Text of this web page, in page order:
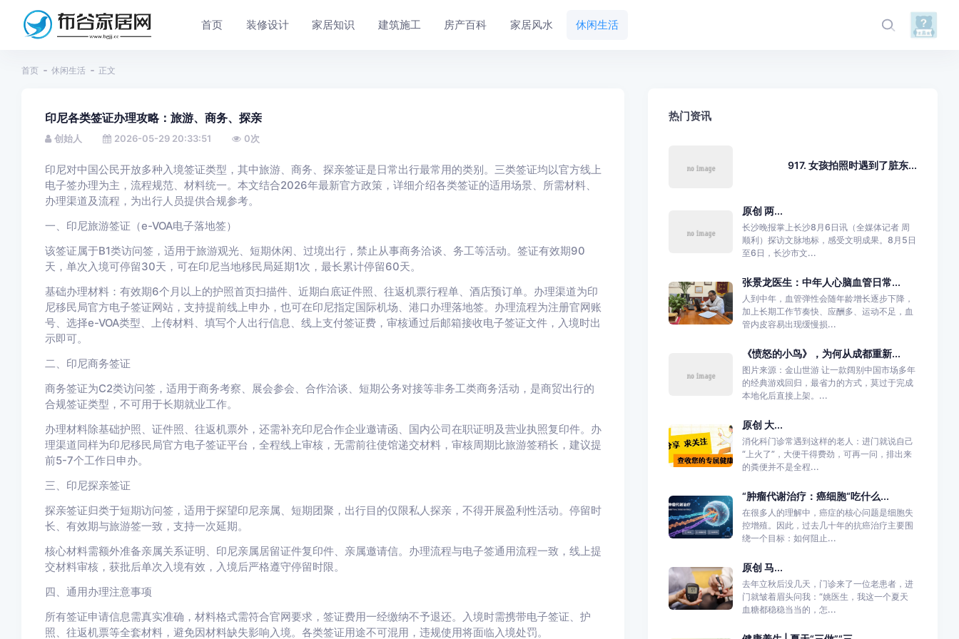
首页 装修设计 家居知识 建筑施工 房产百科 家居风水 休闲生活
首页 休闲生活 正文
印尼各类签证办理攻略：旅游、商务、探亲
创始人 2026-05-29 20:33:51 0次
印尼对中国公民开放多种入境签证类型，其中旅游、商务、探亲签证是日常出行最常用的类别。三类签证均以官方线上
电子签办理为主，流程规范、材料统一。本文结合2026年最新官方政策，详细介绍各类签证的适用场景、所需材料、
办理渠道及流程，为出行人员提供合规参考。
一、印尼旅游签证（e-VOA电子落地签）
该签证属于B1类访问签，适用于旅游观光、短期休闲、过境出行，禁止从事商务洽谈、务工等活动。签证有效期90
天，单次入境可停留30天，可在印尼当地移民局延期1次，最长累计停留60天。
基础办理材料：有效期6个月以上的护照首页扫描件、近期白底证件照、往返机票行程单、酒店预订单。办理渠道为印
尼移民局官方电子签证网站，支持提前线上申办，也可在印尼指定国际机场、港口办理落地签。办理流程为注册官网账
号、选择e-VOA类型、上传材料、填写个人出行信息、线上支付签证费，审核通过后邮箱接收电子签证文件，入境时出
示即可。
二、印尼商务签证
商务签证为C2类访问签，适用于商务考察、展会参会、合作洽谈、短期公务对接等非务工类商务活动，是商贸出行的
合规签证类型，不可用于长期就业工作。
办理材料除基础护照、证件照、往返机票外，还需补充印尼合作企业邀请函、国内公司在职证明及营业执照复印件。办
理渠道同样为印尼移民局官方电子签证平台，全程线上审核，无需前往使馆递交材料，审核周期比旅游签稍长，建议提
前5-7个工作日申办。
三、印尼探亲签证
探亲签证归类于短期访问签，适用于探望印尼亲属、短期团聚，出行目的仅限私人探亲，不得开展盈利性活动。停留时
长、有效期与旅游签一致，支持一次延期。
核心材料需额外准备亲属关系证明、印尼亲属居留证件复印件、亲属邀请信。办理流程与电子签通用流程一致，线上提
交材料审核，获批后单次入境有效，入境后严格遵守停留时限。
四、通用办理注意事项
所有签证申请信息需真实准确，材料格式需符合官网要求，签证费用一经缴纳不予退还。入境时需携带电子签证、护
照、往返机票等全套材料，避免因材料缺失影响入境。各类签证用途不可混用，违规使用将面临入境处罚。
热门资讯
917. 女孩拍照时遇到了脏东...
原创 两...
长沙晚报掌上长沙8月6日讯（全媒体记者 周
顺利）探访文脉地标，感受文明成果。8月5日
至6日，长沙市文...
张景龙医生：中年人心脑血管日常...
人到中年，血管弹性会随年龄增长逐步下降，
加上长期工作节奏快、应酬多、运动不足，血
管内皮容易出现缓慢损...
《愤怒的小鸟》，为何从成都重新...
图片来源：金山世游 让一款阔别中国市场多年
的经典游戏回归，最省力的方式，莫过于完成
本地化后直接上架。...
原创 大...
消化科门诊常遇到这样的老人：进门就说自己
“上火了”，大便干得费劲，可再一问，排出来
的粪便并不是全程...
“肿瘤代谢治疗：癌细胞“吃什么...
在很多人的理解中，癌症的核心问题是细胞失
控增殖。因此，过去几十年的抗癌治疗主要围
绕一个目标：如何阻止...
原创 马...
去年立秋后没几天，门诊来了一位老患者，进
门就皱着眉头问我：“姚医生，我这一个夏天
血糖都稳稳当当的，怎...